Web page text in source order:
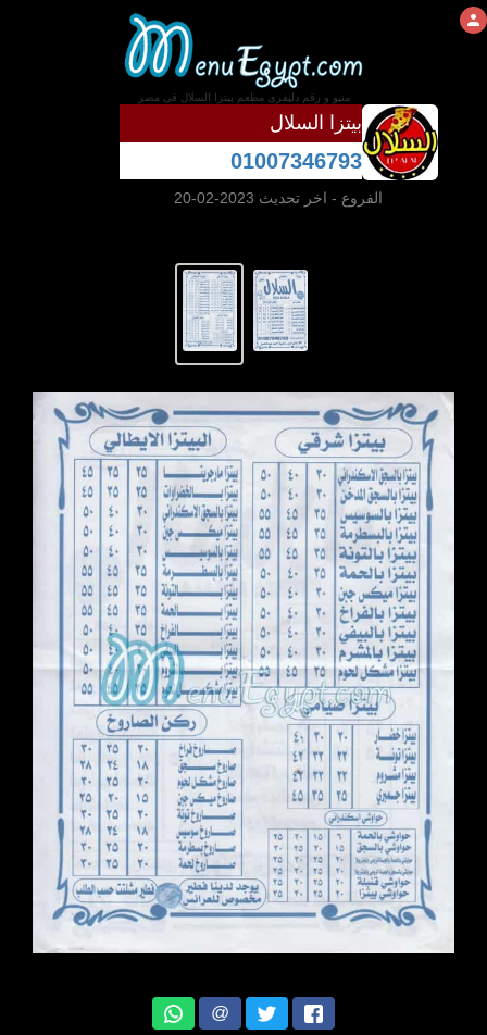
منيو و رقم دليفرى مطعم بيتزا السلال فى مصر
بيتزا السلال
01007346793
الفروع - اخر تحديث 2023-02-20
@